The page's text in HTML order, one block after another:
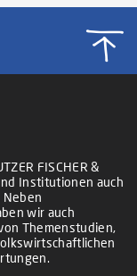
FISCHER &
Institutionen auch
wir auch
Themenstudien,